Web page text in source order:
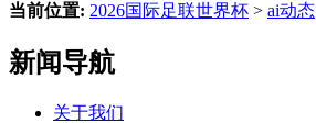
当前位置: 2026国际足联世界杯 > ai动态
新闻导航
关于我们